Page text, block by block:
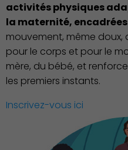
activités physiques
la maternité,
mouvement, même doux,
pour le corps et pour le
mère, du bébé, et
les premiers instants.
Inscrivez-vous ici